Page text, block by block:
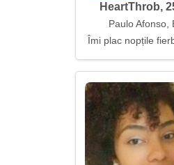
HeartThrob,
Paulo Afonso,
Îmi plac nopțile